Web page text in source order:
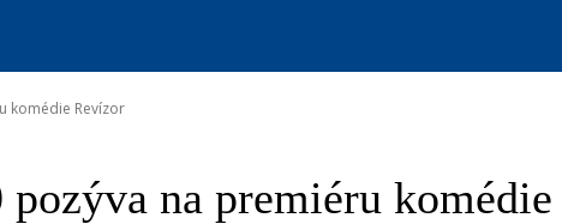
komédie Revízor
na premiéru